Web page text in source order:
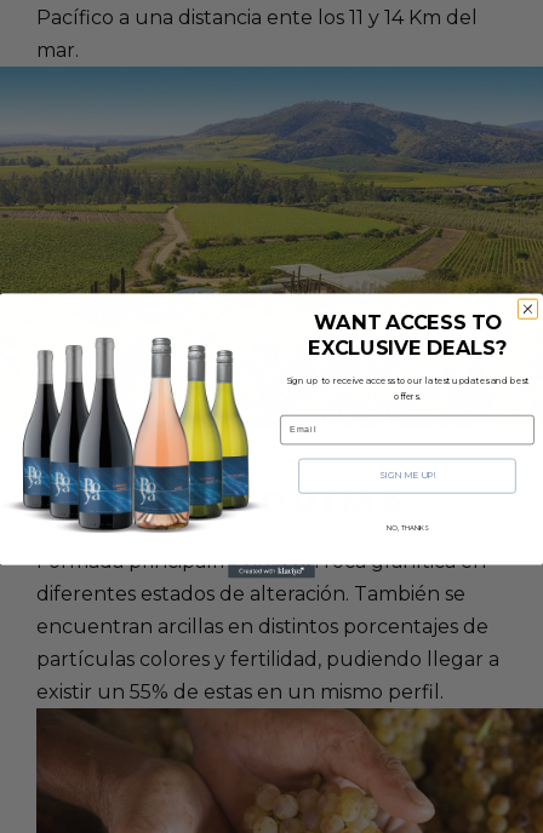
Pacífico a una distancia ente los 11 y 14 Km del
mar.
MATERIA PRIMA
Formada principalmente con roca granítica en
diferentes estados de alteración. También se
encuentran arcillas en distintos porcentajes de
partículas colores y fertilidad, pudiendo llegar a
existir un 55% de estas en un mismo perfil.
WANT ACCESS TO
EXCLUSIVE DEALS?
Sign up to receive access to our latest updates and best
offers.
Email
SIGN ME UP!
NO, THANKS